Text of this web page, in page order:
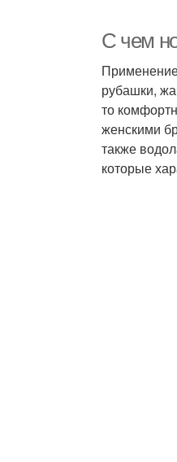
С чем
рубашки,
то
женскими
также
которые